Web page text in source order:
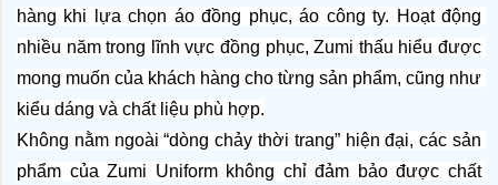
hàng khi lựa chọn áo đồng phục, áo công ty. Hoạt động
nhiều năm trong lĩnh vực đồng phục, Zumi thấu hiểu được
mong muốn của khách hàng cho từng sản phẩm, cũng như
kiểu dáng và chất liệu phù hợp.
Không nằm ngoài “dòng chảy thời trang” hiện đại, các sản
phẩm của Zumi Uniform không chỉ đảm bảo được chất